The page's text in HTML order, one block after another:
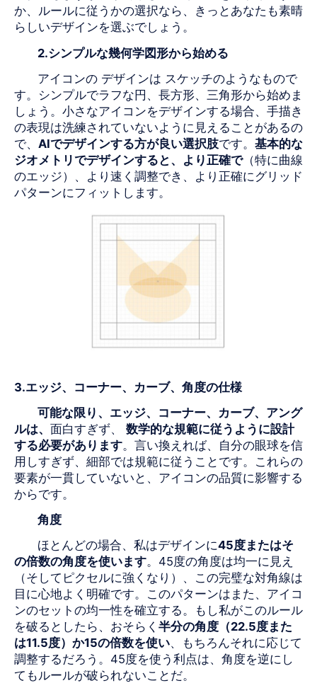
か、ルールに従うかの選択なら、きっとあなたも素晴
らしいデザインを選ぶでしょう。
2.シンプルな幾何学図形から始める
アイコンの デザインは スケッチのようなもので
す。シンプルでラフな円、長方形、三角形から始めま
しょう。小さなアイコンをデザインする場合、手描き
の表現は洗練されていないように見えることがあるの
で、 AIでデザインする方が良い選択肢です。 基本的な
ジオメトリでデザインすると、より正確で（特に曲線
のエッジ）、より速く調整でき、より正確にグリッド
パターンにフィットします。
3.エッジ、コーナー、カーブ、角度の仕様
可能な限り、エッジ、コーナー、カーブ、アング
ルは、 面白すぎず、 数学的な規範に従うように設計
する必要があります。言い換えれば、自分の眼球を信
用しすぎず、細部では規範に従うことです。これらの
要素が一貫していないと、アイコンの品質に影響する
からです。
角度
ほとんどの場合、私はデザインに45度またはそ
の倍数の角度を使います。 45度の角度は均一に見え
（そしてピクセルに強くなり）、この完璧な対角線は
目に心地よく明確です。このパターンはまた、アイコ
ンのセットの均一性を確立する。もし私がこのルール
を破るとしたら、おそらく 半分の角度（22.5度また
は11.5度）か15の倍数を使い、もちろんそれに応じて
調整するだろう。 45度を使う利点は、角度を逆にし
てもルールが破られないことだ。